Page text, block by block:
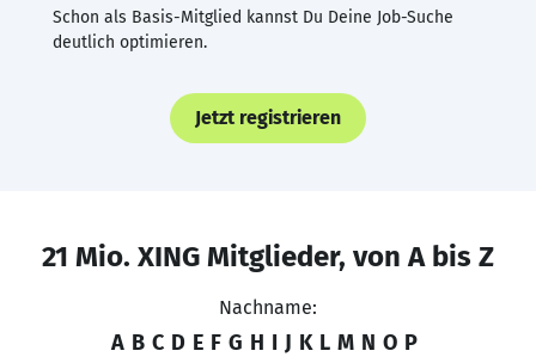
Schon als Basis-Mitglied kannst Du Deine Job-Suche
deutlich optimieren.
Jetzt registrieren
21 Mio. XING Mitglieder, von A bis Z
Nachname:
A B C D E F G H I J K L M N O P